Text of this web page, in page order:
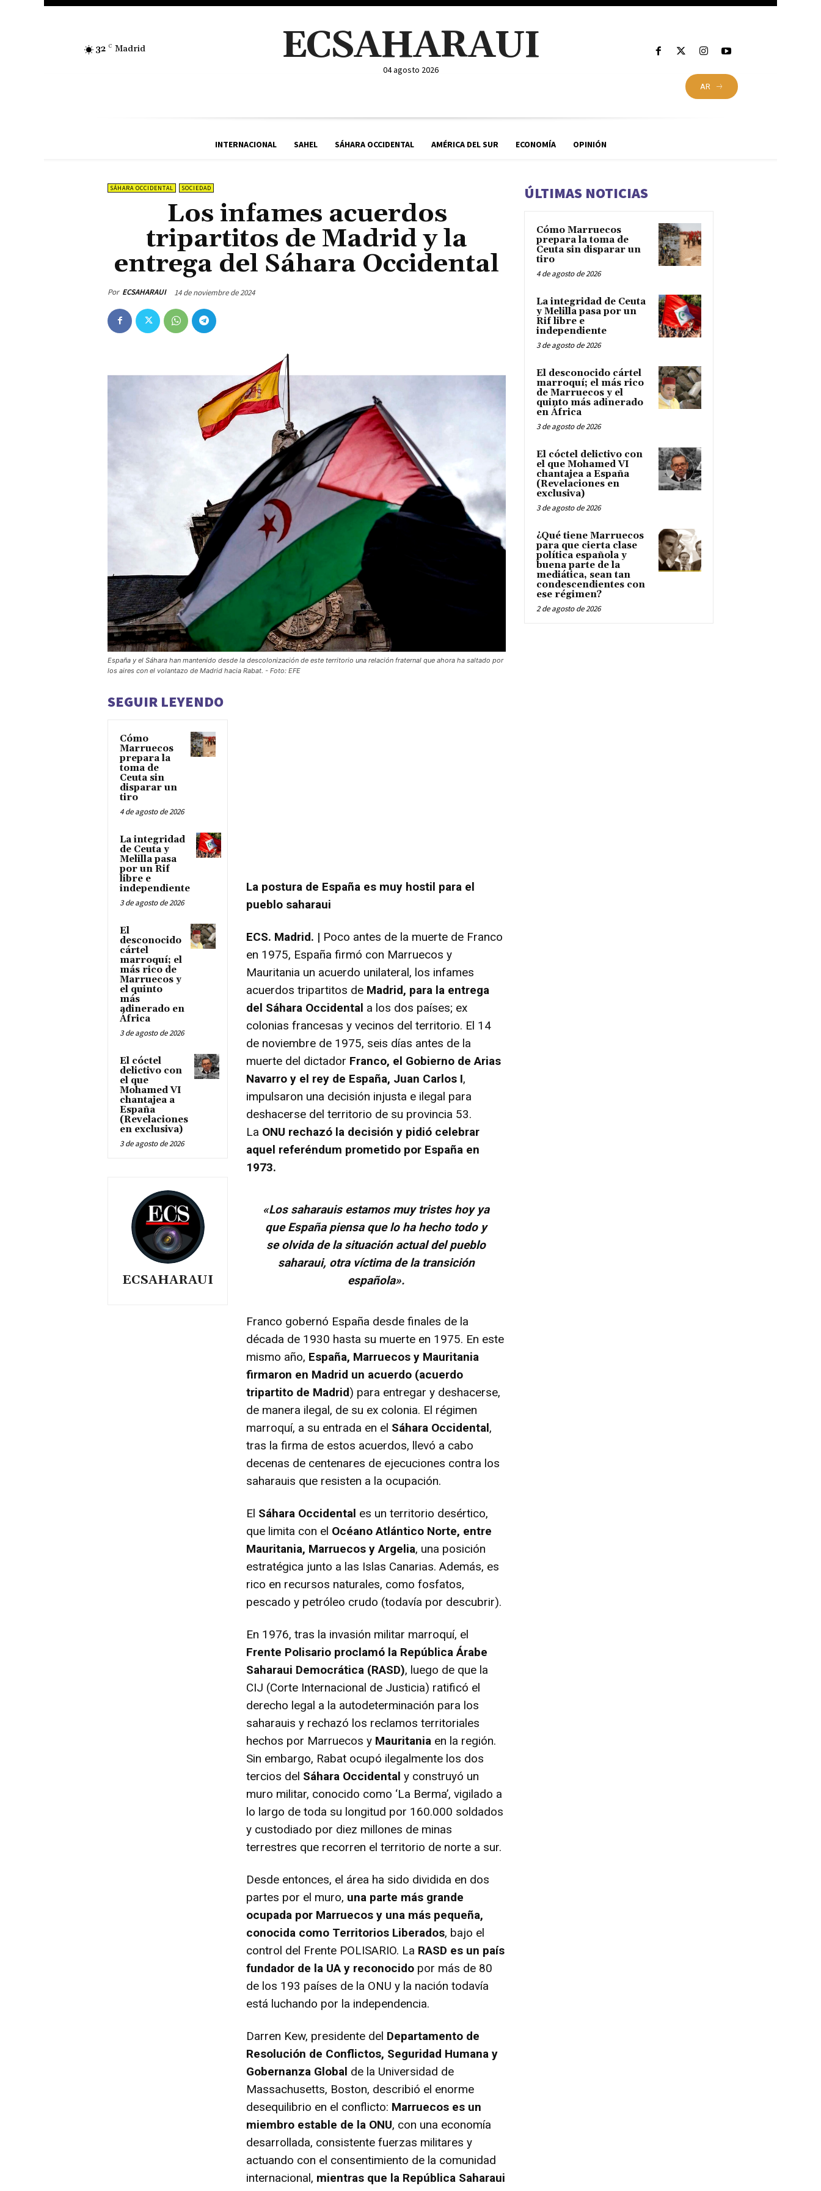
32 C Madrid ECSAHARAUI
04 agosto 2026
AR
INTERNACIONAL SAHEL SÁHARA OCCIDENTAL AMÉRICA DEL SUR ECONOMÍA OPINIÓN
SÁHARA OCCIDENTAL SOCIEDAD
Los infames acuerdos
tripartitos de Madrid y la
entrega del Sáhara Occidental
Por ECSAHARAUI 14 de noviembre de 2024
España y el Sáhara han mantenido desde la descolonización de este territorio una relación fraternal que ahora ha saltado por
los aires con el volantazo de Madrid hacia Rabat. - Foto: EFE
SEGUIR LEYENDO
Cómo
Marruecos
prepara la
toma de
Ceuta sin
disparar un
tiro
4 de agosto de 2026
La integridad
de Ceuta y
Melilla pasa
por un Rif
libre e
independiente
3 de agosto de 2026
El
desconocido
cártel
marroquí; el
más rico de
Marruecos y
el quinto
más
adinerado en
África
3 de agosto de 2026
El cóctel
delictivo con
el que
Mohamed VI
chantajea a
España
(Revelaciones
en exclusiva)
3 de agosto de 2026
ECSAHARAUI
La postura de España es muy hostil para el
pueblo saharaui
ECS. Madrid. | Poco antes de la muerte de Franco
en 1975, España firmó con Marruecos y
Mauritania un acuerdo unilateral, los infames
acuerdos tripartitos de Madrid, para la entrega
del Sáhara Occidental a los dos países; ex
colonias francesas y vecinos del territorio. El 14
de noviembre de 1975, seis días antes de la
muerte del dictador Franco, el Gobierno de Arias
Navarro y el rey de España, Juan Carlos I,
impulsaron una decisión injusta e ilegal para
deshacerse del territorio de su provincia 53.
La ONU rechazó la decisión y pidió celebrar
aquel referéndum prometido por España en
1973.
«Los saharauis estamos muy tristes hoy ya
que España piensa que lo ha hecho todo y
se olvida de la situación actual del pueblo
saharaui, otra víctima de la transición
española».
Franco gobernó España desde finales de la
década de 1930 hasta su muerte en 1975. En este
mismo año, España, Marruecos y Mauritania
firmaron en Madrid un acuerdo (acuerdo
tripartito de Madrid) para entregar y deshacerse,
de manera ilegal, de su ex colonia. El régimen
marroquí, a su entrada en el Sáhara Occidental,
tras la firma de estos acuerdos, llevó a cabo
decenas de centenares de ejecuciones contra los
saharauis que resisten a la ocupación.
El Sáhara Occidental es un territorio desértico,
que limita con el Océano Atlántico Norte, entre
Mauritania, Marruecos y Argelia, una posición
estratégica junto a las Islas Canarias. Además, es
rico en recursos naturales, como fosfatos,
pescado y petróleo crudo (todavía por descubrir).
En 1976, tras la invasión militar marroquí, el
Frente Polisario proclamó la República Árabe
Saharaui Democrática (RASD), luego de que la
CIJ (Corte Internacional de Justicia) ratificó el
derecho legal a la autodeterminación para los
saharauis y rechazó los reclamos territoriales
hechos por Marruecos y Mauritania en la región.
Sin embargo, Rabat ocupó ilegalmente los dos
tercios del Sáhara Occidental y construyó un
muro militar, conocido como ‘La Berma’, vigilado a
lo largo de toda su longitud por 160.000 soldados
y custodiado por diez millones de minas
terrestres que recorren el territorio de norte a sur.
Desde entonces, el área ha sido dividida en dos
partes por el muro, una parte más grande
ocupada por Marruecos y una más pequeña,
conocida como Territorios Liberados, bajo el
control del Frente POLISARIO. La RASD es un país
fundador de la UA y reconocido por más de 80
de los 193 países de la ONU y la nación todavía
está luchando por la independencia.
Darren Kew, presidente del Departamento de
Resolución de Conflictos, Seguridad Humana y
Gobernanza Global de la Universidad de
Massachusetts, Boston, describió el enorme
desequilibrio en el conflicto: Marruecos es un
miembro estable de la ONU, con una economía
desarrollada, consistente fuerzas militares y
actuando con el consentimiento de la comunidad
internacional, mientras que la República Saharaui
ÚLTIMAS NOTICIAS
Cómo Marruecos
prepara la toma de
Ceuta sin disparar un
tiro
4 de agosto de 2026
La integridad de Ceuta
y Melilla pasa por un
Rif libre e
independiente
3 de agosto de 2026
El desconocido cártel
marroquí; el más rico
de Marruecos y el
quinto más adinerado
en África
3 de agosto de 2026
El cóctel delictivo con
el que Mohamed VI
chantajea a España
(Revelaciones en
exclusiva)
3 de agosto de 2026
¿Qué tiene Marruecos
para que cierta clase
política española y
buena parte de la
mediática, sean tan
condescendientes con
ese régimen?
2 de agosto de 2026